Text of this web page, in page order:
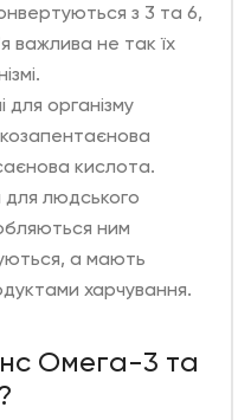
з 3 та 6,
важлива не так їх
для організму
кислота.
для людського
ним
а мають
харчування.
Омега-3 та